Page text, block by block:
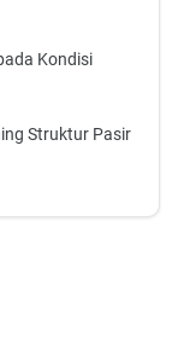
Kondisi
Struktur Pasir